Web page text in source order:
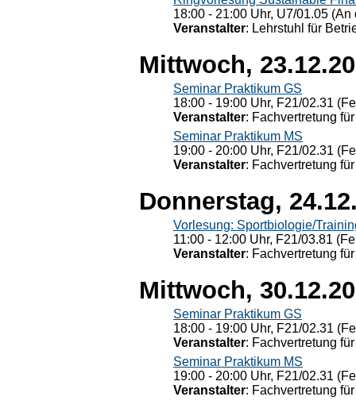
18:00 - 21:00 Uhr, U7/01.05
Veranstalter: Lehrstuhl für
Mittwoch,
Seminar Praktikum GS
18:00 - 19:00 Uhr, F21/02.31
Veranstalter: Fachvertretung
Seminar Praktikum MS
19:00 - 20:00 Uhr, F21/02.31
Veranstalter: Fachvertretung
Donnerstag,
Vorlesung: Sportbiologie/
11:00 - 12:00 Uhr, F21/03.81
Veranstalter: Fachvertretung
Mittwoch,
Seminar Praktikum GS
18:00 - 19:00 Uhr, F21/02.31
Veranstalter: Fachvertretung
Seminar Praktikum MS
19:00 - 20:00 Uhr, F21/02.31
Veranstalter: Fachvertretung